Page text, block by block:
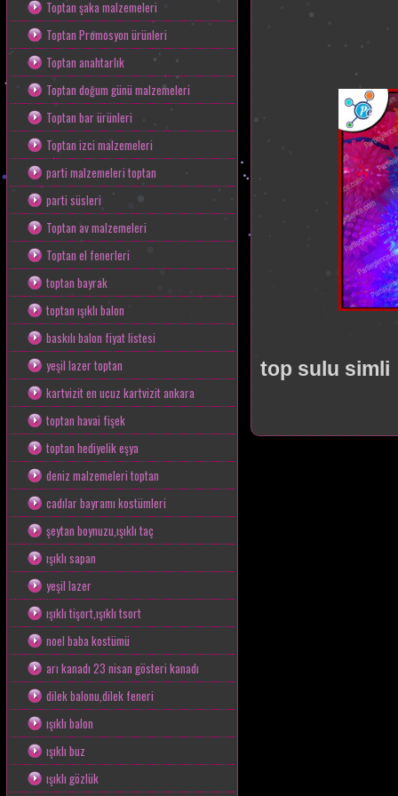
Toptan şaka malzemeleri
Toptan Promosyon ürünleri
Toptan anahtarlık
Toptan doğum günü malzemeleri
Toptan bar ürünleri
Toptan izci malzemeleri
parti malzemeleri toptan
parti süsleri
Toptan av malzemeleri
Toptan el fenerleri
toptan bayrak
toptan ışıklı balon
baskılı balon fiyat listesi
yeşil lazer toptan
kartvizit en ucuz kartvizit ankara
toptan havai fişek
toptan hediyelik eşya
deniz malzemeleri toptan
cadılar bayramı kostümleri
şeytan boynuzu,ışıklı taç
ışıklı sapan
yeşil lazer
ışıklı tişort,ışıklı tsort
noel baba kostümü
arı kanadı 23 nisan gösteri kanadı
dilek balonu,dilek feneri
ışıklı balon
ışıklı buz
ışıklı gözlük
top sulu simli